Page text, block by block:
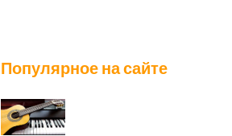
Популярное на сайте